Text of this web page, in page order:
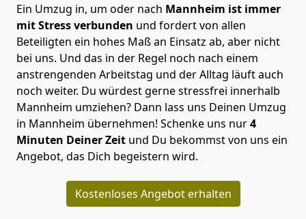
Ein Umzug in, um oder nach Mannheim ist immer
mit Stress verbunden und fordert von allen
Beteiligten ein hohes Maß an Einsatz ab, aber nicht
bei uns. Und das in der Regel noch nach einem
anstrengenden Arbeitstag und der Alltag läuft auch
noch weiter. Du würdest gerne stressfrei innerhalb
Mannheim umziehen? Dann lass uns Deinen Umzug
in Mannheim übernehmen! Schenke uns nur4
Minuten Deiner Zeit und Du bekommst von uns ein
Angebot, das Dich begeistern wird.
Kostenloses Angebot erhalten